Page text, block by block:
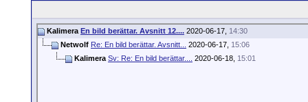
Kalimera En bild berättar. Avsnitt 12.... 2020-06-17, 14:30
Netwolf Re: En bild berättar. Avsnitt... 2020-06-17, 15:06
Kalimera Sv: Re: En bild berättar.... 2020-06-18, 15:01